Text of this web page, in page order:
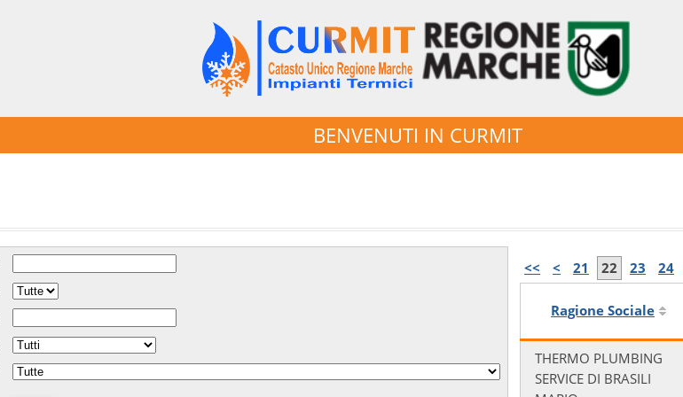
BENVENUTI IN CURMIT
<< < 21 22 23 24
Ragione Sociale
THERMO PLUMBING
SERVICE DI BRASILI